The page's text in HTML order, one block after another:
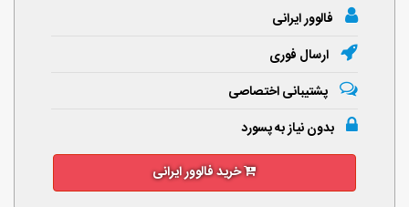
فالوور ایرانی
ارسال فوری
پشتیبانی اختصاصی
بدون نیاز به پسورد
خرید فالوور ایرانی